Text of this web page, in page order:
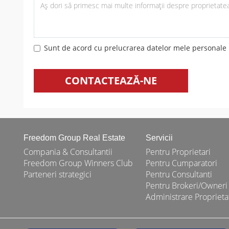
Sunt de acord cu prelucrarea datelor mele
CONTACTEAZĂ-NE
Freedom Group Real Estate
Compania & Consultantii
Freedom Group Winners Club
Parteneri strategici
Servicii
Pentru Proprietari
Pentru Cumparatori
Pentru Consultanti
Pentru Brokeri/Owneri
Administrare